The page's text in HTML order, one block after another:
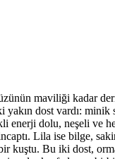
maviliği kadar
yakın dost vardı: minik
enerji dolu, neşeli ve
Lila ise bilge,
kuştu. Bu iki dost,